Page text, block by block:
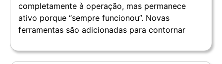
completamente à operação, mas permanece
ativo porque “sempre funcionou”. Novas
ferramentas são adicionadas para contornar